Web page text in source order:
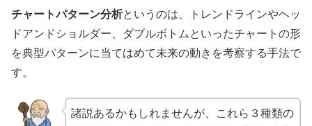
チャートパターン分析というのは、トレンドラインやヘッ
ドアンドショルダー、ダブルボトムといったチャートの形
を典型パターンに当てはめて未来の動きを考察する手法で
す。
諸説あるかもしれませんが、これら３種類の